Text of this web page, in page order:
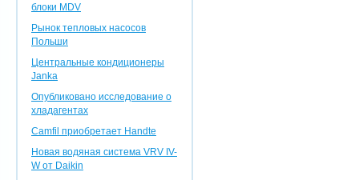
блоки MDV
Рынок тепловых насосов
Польши
Центральные кондиционеры
Janka
Опубликовано исследование о
хладагентах
Camfil приобретает Handte
Новая водяная система VRV IV-
W от Daikin